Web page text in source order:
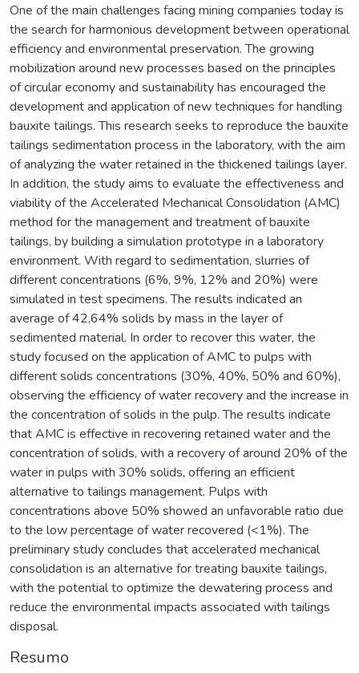
One of the main challenges facing mining companies today is
the search for harmonious development between operational
efficiency and environmental preservation. The growing
mobilization around new processes based on the principles
of circular economy and sustainability has encouraged the
development and application of new techniques for handling
bauxite tailings. This research seeks to reproduce the bauxite
tailings sedimentation process in the laboratory, with the aim
of analyzing the water retained in the thickened tailings layer.
In addition, the study aims to evaluate the effectiveness and
viability of the Accelerated Mechanical Consolidation (AMC)
method for the management and treatment of bauxite
tailings, by building a simulation prototype in a laboratory
environment. With regard to sedimentation, slurries of
different concentrations (6%, 9%, 12% and 20%) were
simulated in test specimens. The results indicated an
average of 42,64% solids by mass in the layer of
sedimented material. In order to recover this water, the
study focused on the application of AMC to pulps with
different solids concentrations (30%, 40%, 50% and 60%),
observing the efficiency of water recovery and the increase in
the concentration of solids in the pulp. The results indicate
that AMC is effective in recovering retained water and the
concentration of solids, with a recovery of around 20% of the
water in pulps with 30% solids, offering an efficient
alternative to tailings management. Pulps with
concentrations above 50% showed an unfavorable ratio due
to the low percentage of water recovered (<1%). The
preliminary study concludes that accelerated mechanical
consolidation is an alternative for treating bauxite tailings,
with the potential to optimize the dewatering process and
reduce the environmental impacts associated with tailings
disposal.
Resumo